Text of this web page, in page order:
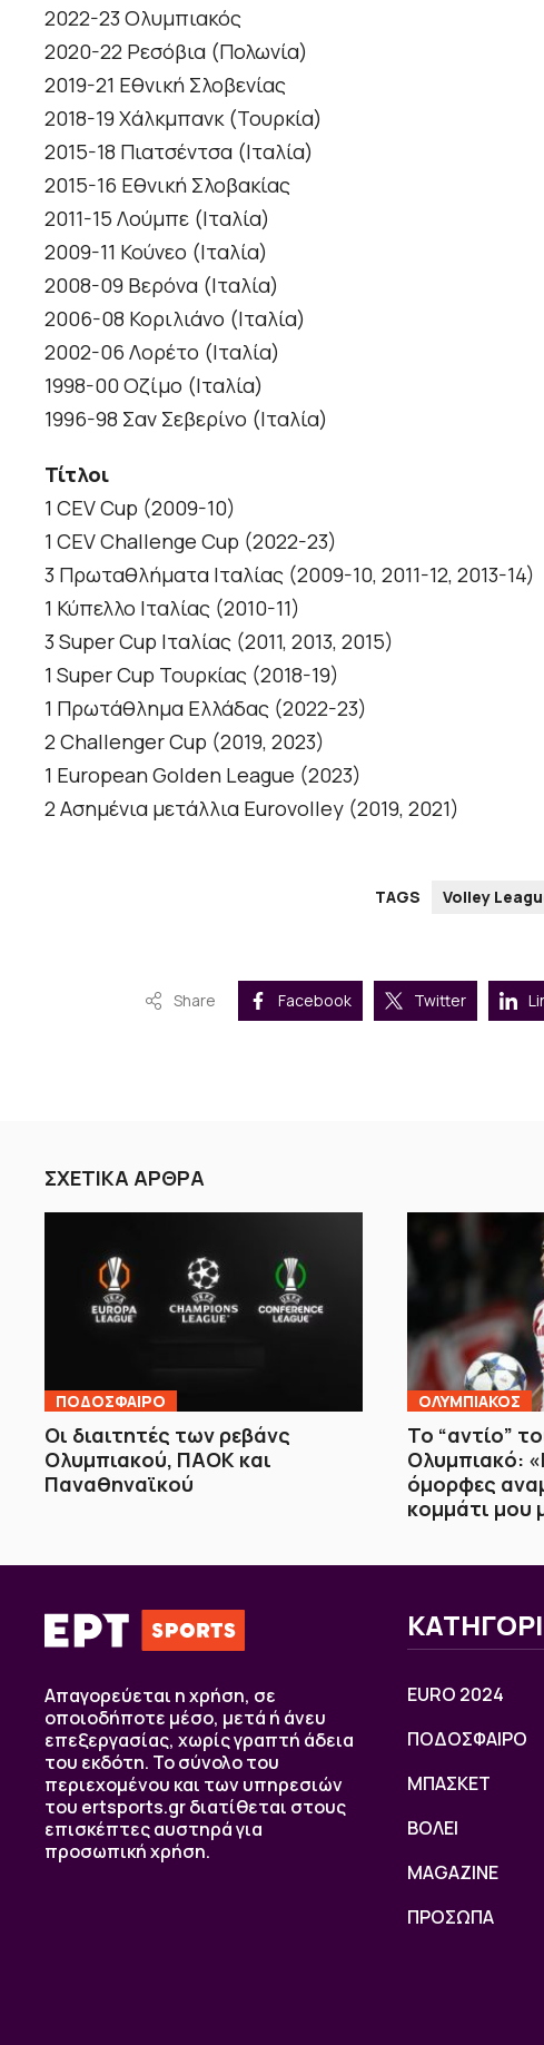
2022-23 Ολυμπιακός
2020-22 Ρεσόβια (Πολωνία)
2019-21 Εθνική Σλοβενίας
2018-19 Χάλκμπανκ (Τουρκία)
2015-18 Πιατσέντσα (Ιταλία)
2015-16 Εθνική Σλοβακίας
2011-15 Λούμπε (Ιταλία)
2009-11 Κούνεο (Ιταλία)
2008-09 Βερόνα (Ιταλία)
2006-08 Κοριλιάνο (Ιταλία)
2002-06 Λορέτο (Ιταλία)
1998-00 Οζίμο (Ιταλία)
1996-98 Σαν Σεβερίνο (Ιταλία)
Τίτλοι
1 CEV Cup (2009-10)
1 CEV Challenge Cup (2022-23)
3 Πρωταθλήματα Ιταλίας (2009-10, 2011-12, 2013-14)
1 Κύπελλο Ιταλίας (2010-11)
3 Super Cup Ιταλίας (2011, 2013, 2015)
1 Super Cup Τουρκίας (2018-19)
1 Πρωτάθλημα Ελλάδας (2022-23)
2 Challenger Cup (2019, 2023)
1 European Golden League (2023)
2 Ασημένια μετάλλια Eurovolley (2019, 2021)
TAGS Volley
Share Facebook Twitter
ΣΧΕΤΙΚΑ ΑΡΘΡΑ
ΠΟΔΟΣΦΑΙΡΟ
Οι διαιτητές των ρεβάνς
Ολυμπιακού, ΠΑΟΚ και
Παναθηναϊκού
ΟΛΥΜΠΙΑΚΟΣ
Το “αντίο”
Ολυμπιακό:
όμορφες
κομμάτι μου
Απαγορεύεται η χρήση, σε
οποιοδήποτε μέσο, μετά ή άνευ
επεξεργασίας, χωρίς γραπτή άδεια
του εκδότη. Το σύνολο του
περιεχομένου και των υπηρεσιών
του ertsports.gr διατίθεται στους
επισκέπτες αυστηρά για
προσωπική χρήση.
EURO 2024
ΠΟΔΟΣΦΑΙΡΟ
ΜΠΑΣΚΕΤ
ΒOΛΕΙ
MAGAZINE
ΠΡΟΣΩΠΑ